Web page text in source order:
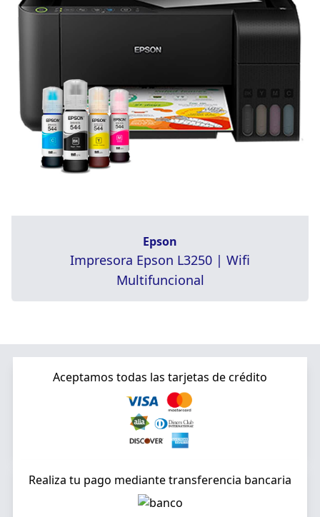
Epson
Impresora Epson L3250 | Wifi
Multifuncional
Aceptamos todas las tarjetas de crédito
Realiza tu pago mediante transferencia bancaria